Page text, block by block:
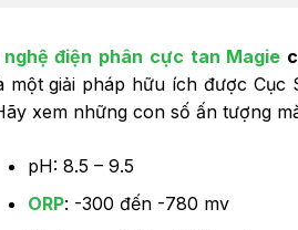
nghệ điện phân cực tan Magie
một giải pháp hữu ích được Cục
xem những con số ấn tượng
pH: 8.5 – 9.5
ORP: -300 đến -780 mv